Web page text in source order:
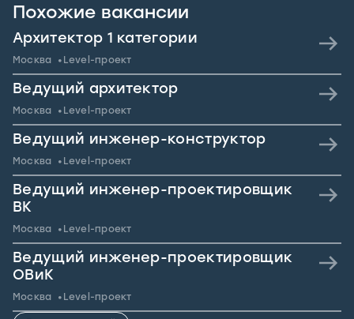
Похожие вакансии
Архитектор 1 категории
Москва Level-проект
Ведущий архитектор
Москва Level-проект
Ведущий инженер-конструктор
Москва Level-проект
Ведущий инженер-проектировщик
ВК
Москва Level-проект
Ведущий инженер-проектировщик
ОВиК
Москва Level-проект